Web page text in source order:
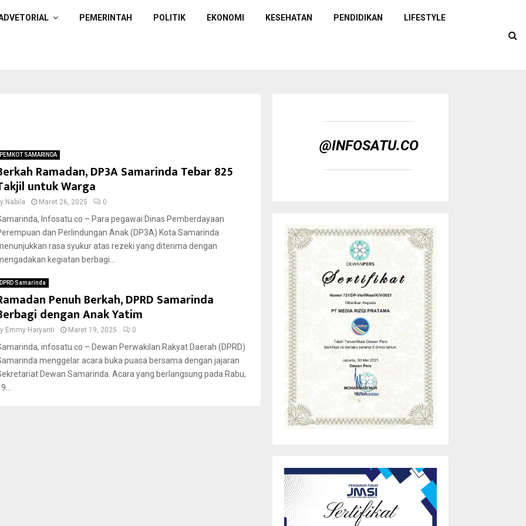
PEMERINTAH POLITIK EKONOMI KESEHATAN PENDIDIKAN LIFESTYLE
PEMKOT SAMARINDA
Ramadan, DP3A Samarinda Tebar 825
untuk Warga
Nabila Maret 26, 2025 0
Infosatu.co – Para pegawai Dinas Pemberdayaan
dan Perlindungan Anak (DP3A) Kota Samarinda
rasa syukur atas rezeki yang diterima dengan
kegiatan berbagi...
DPRD Samarinda
Penuh Berkah, DPRD Samarinda
dengan Anak Yatim
Emmy Haryanti Maret 19, 2025 0
infosatu.co – Dewan Perwakilan Rakyat Daerah (DPRD)
menggelar acara buka puasa bersama dengan jajaran
Dewan Samarinda. Acara yang berlangsung pada Rabu,
@INFOSATU.CO